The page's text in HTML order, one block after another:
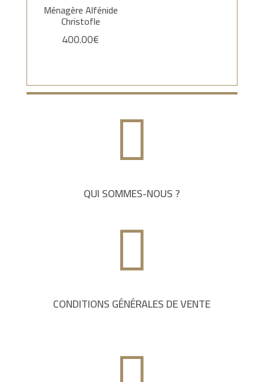
Ménagère Alfénide
Christofle
400.00€

QUI SOMMES-NOUS ?

CONDITIONS GÉNÉRALES DE VENTE